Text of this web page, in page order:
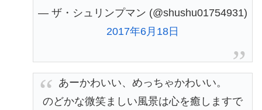
— ザ・シュリンプマン (@shushu01754931)
2017年6月18日
あーかわいい、めっちゃかわいい。
のどかな微笑ましい風景は心を癒しますで